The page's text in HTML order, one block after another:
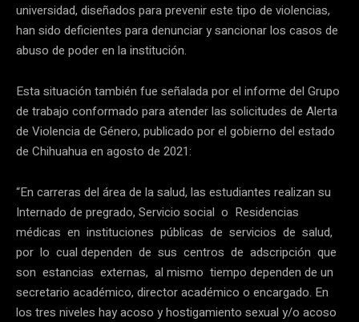
universidad, diseñados para prevenir este tipo de violencias,
han sido deficientes para denunciar y sancionar los casos de
abuso de poder en la institución.
Esta situación también fue señalada por el informe del Grupo
de trabajo conformado para atender las solicitudes de Alerta
de Violencia de Género, publicado por el gobierno del estado
de Chihuahua en agosto de 2021:
“En carreras del área de la salud, las estudiantes realizan su
Internado de pregrado, Servicio social o Residencias
médicas en instituciones públicas de servicios de salud,
por lo cual dependen de sus centros de adscripción que
son estancias externas, al mismo tiempo dependen de un
secretario académico, director académico o encargado. En
los tres niveles hay acoso y hostigamiento sexual y/o acoso